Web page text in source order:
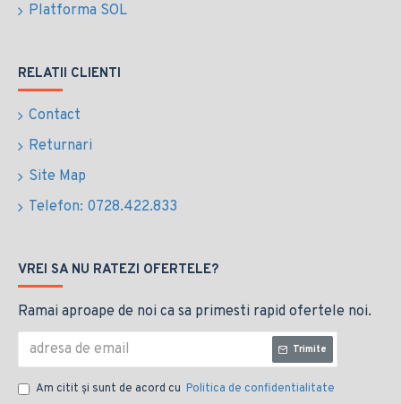
Platforma SOL
RELATII CLIENTI
Contact
Returnari
Site Map
Telefon: 0728.422.833
VREI SA NU RATEZI OFERTELE?
Ramai aproape de noi ca sa primesti rapid ofertele noi.
Trimite
Am citit şi sunt de acord cu Politica de confidentialitate